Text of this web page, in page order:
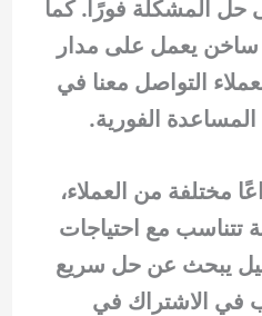
المشكلة فورًا. كما
يعمل على مدار
التواصل معنا في
الفورية.
مختلفة من العملاء،
تتناسب مع احتياجات
يبحث عن حل سريع
في الاشتراك في